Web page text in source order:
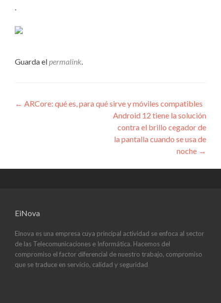
.
Guarda elpermalink.
Navegación
← ARCore: qué es, para qué sirve y móviles compatibles
Android 12 tiene la solución
contra el brillo cegador de
la pantalla cuando se usa de
noche →
EiNova
Einova es una empresa cuya principal actividad se enfoca al sector
de las Telecomunicaciones e Informática. Hacemos del
compromiso el factor diferencial de nuestro trabajo, compromiso
que se traduce en servicio, calidad y seguridad